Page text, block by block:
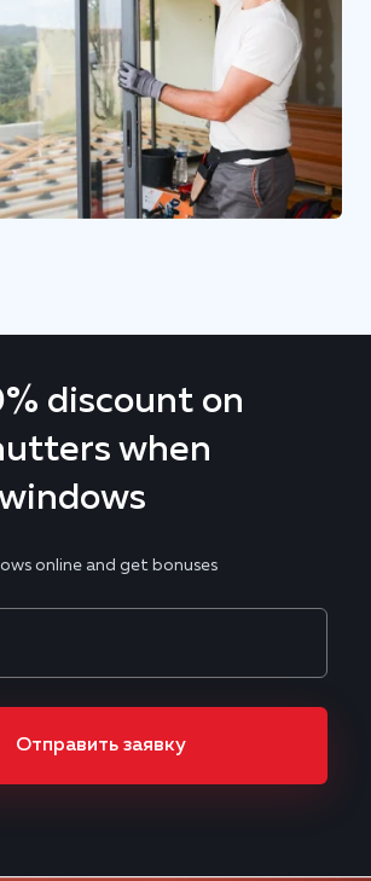
discount on
when
online and get bonuses
Отправить заявку